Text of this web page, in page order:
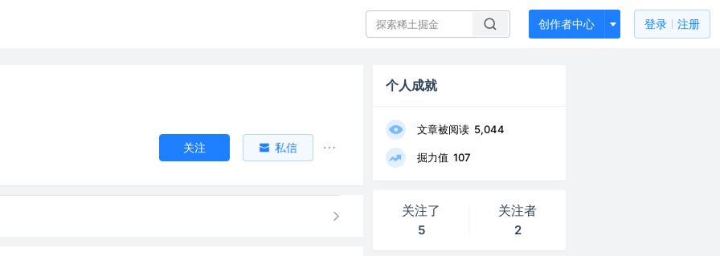
创作者中心 登录 注册
关注 私信
个人成就
文章被阅读 5,044
掘力值 107
关注了
5
关注者
2